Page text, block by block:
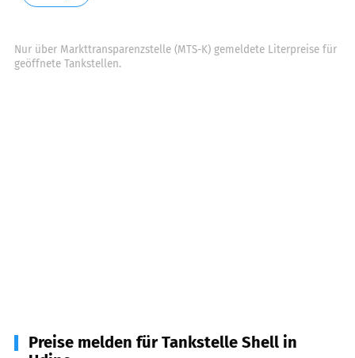
Nur über Markttransparenzstelle (MTS-K) gemeldete Literpreise für
geöffnete Tankstellen.
Preise melden für Tankstelle Shell in